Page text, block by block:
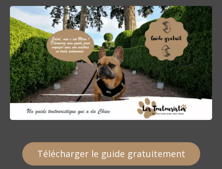
Télécharger le guide gratuitement